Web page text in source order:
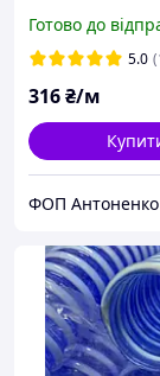
Готово до
5.0
316₴/м
ФОП Антоненко